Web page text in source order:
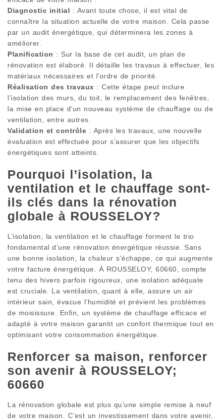
Diagnostic initial : Avant toute chose, il est vital de
connaître la situation actuelle de votre maison. Cela passe
par un audit énergétique, qui déterminera les zones à
améliorer.
Planification : Sur la base de cet audit, un plan de
rénovation est élaboré. Il détaille les travaux à effectuer, les
matériaux nécessaires et l’ordre de priorité.
Réalisation des travaux : Cette étape peut inclure
l’isolation des murs, du toit, le remplacement des fenêtres,
la mise en place d’un nouveau système de chauffage ou de
ventilation, entre autres.
Validation et contrôle : Après les travaux, une nouvelle
évaluation est effectuée pour s’assurer que les objectifs
énergétiques sont atteints.
Pourquoi l’isolation, la
ventilation et le chauffage sont-
ils clés dans la rénovation
globale à ROUSSELOY?
L’isolation, la ventilation et le chauffage forment le trio
fondamental d’une rénovation énergétique réussie. Sans
une bonne isolation, la chaleur s’échappe, ce qui augmente
votre facture énergétique. À ROUSSELOY; 60660, compte
tenu des hivers parfois rigoureux, une isolation adéquate
est cruciale. La ventilation, quant à elle, assure un air
intérieur sain, évacue l’humidité et prévient les problèmes
de moisissure. Enfin, un système de chauffage efficace et
adapté à votre maison garantit un confort thermique tout en
optimisant votre consommation énergétique.
Renforcer sa maison, renforcer
son avenir à ROUSSELOY;
60660
La rénovation globale est plus qu’une simple remise à neuf
de votre maison. C’est un investissement dans votre avenir,